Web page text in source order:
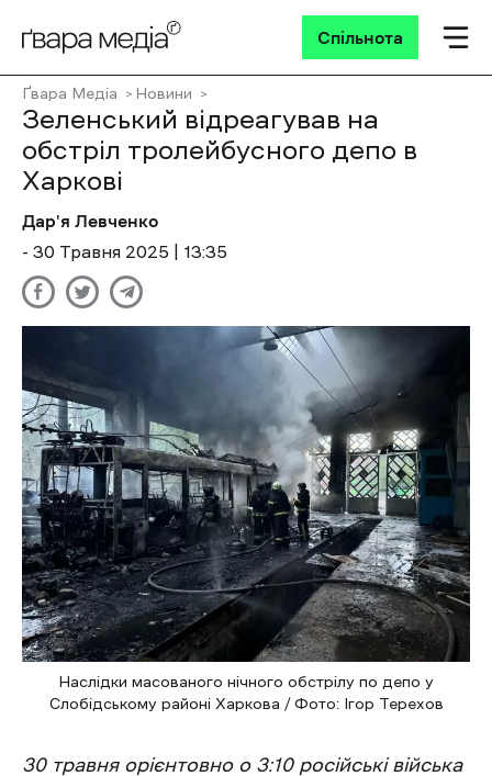
Спільнота
Ґвара Медіа Новини
Зеленський відреагував на
обстріл тролейбусного депо в
Харкові
Дар'я Левченко
- 30 Травня 2025 | 13:35
Наслідки масованого нічного обстрілу по депо у
Слобідському районі Харкова / Фото: Ігор Терехов
30 травня орієнтовно о 3:10 російські війська